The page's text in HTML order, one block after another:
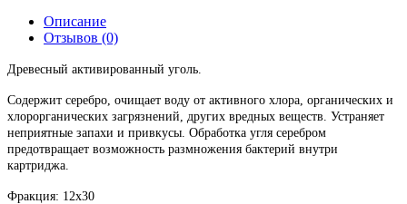
Описание
Отзывов (0)
Древесный активированный уголь.
Содержит серебро, очищает воду от активного хлора, органических и
хлорорганических загрязнений, других вредных веществ. Устраняет
неприятные запахи и привкусы. Обработка угля серебром
предотвращает возможность размножения бактерий внутри
картриджа.
Фракция: 12x30